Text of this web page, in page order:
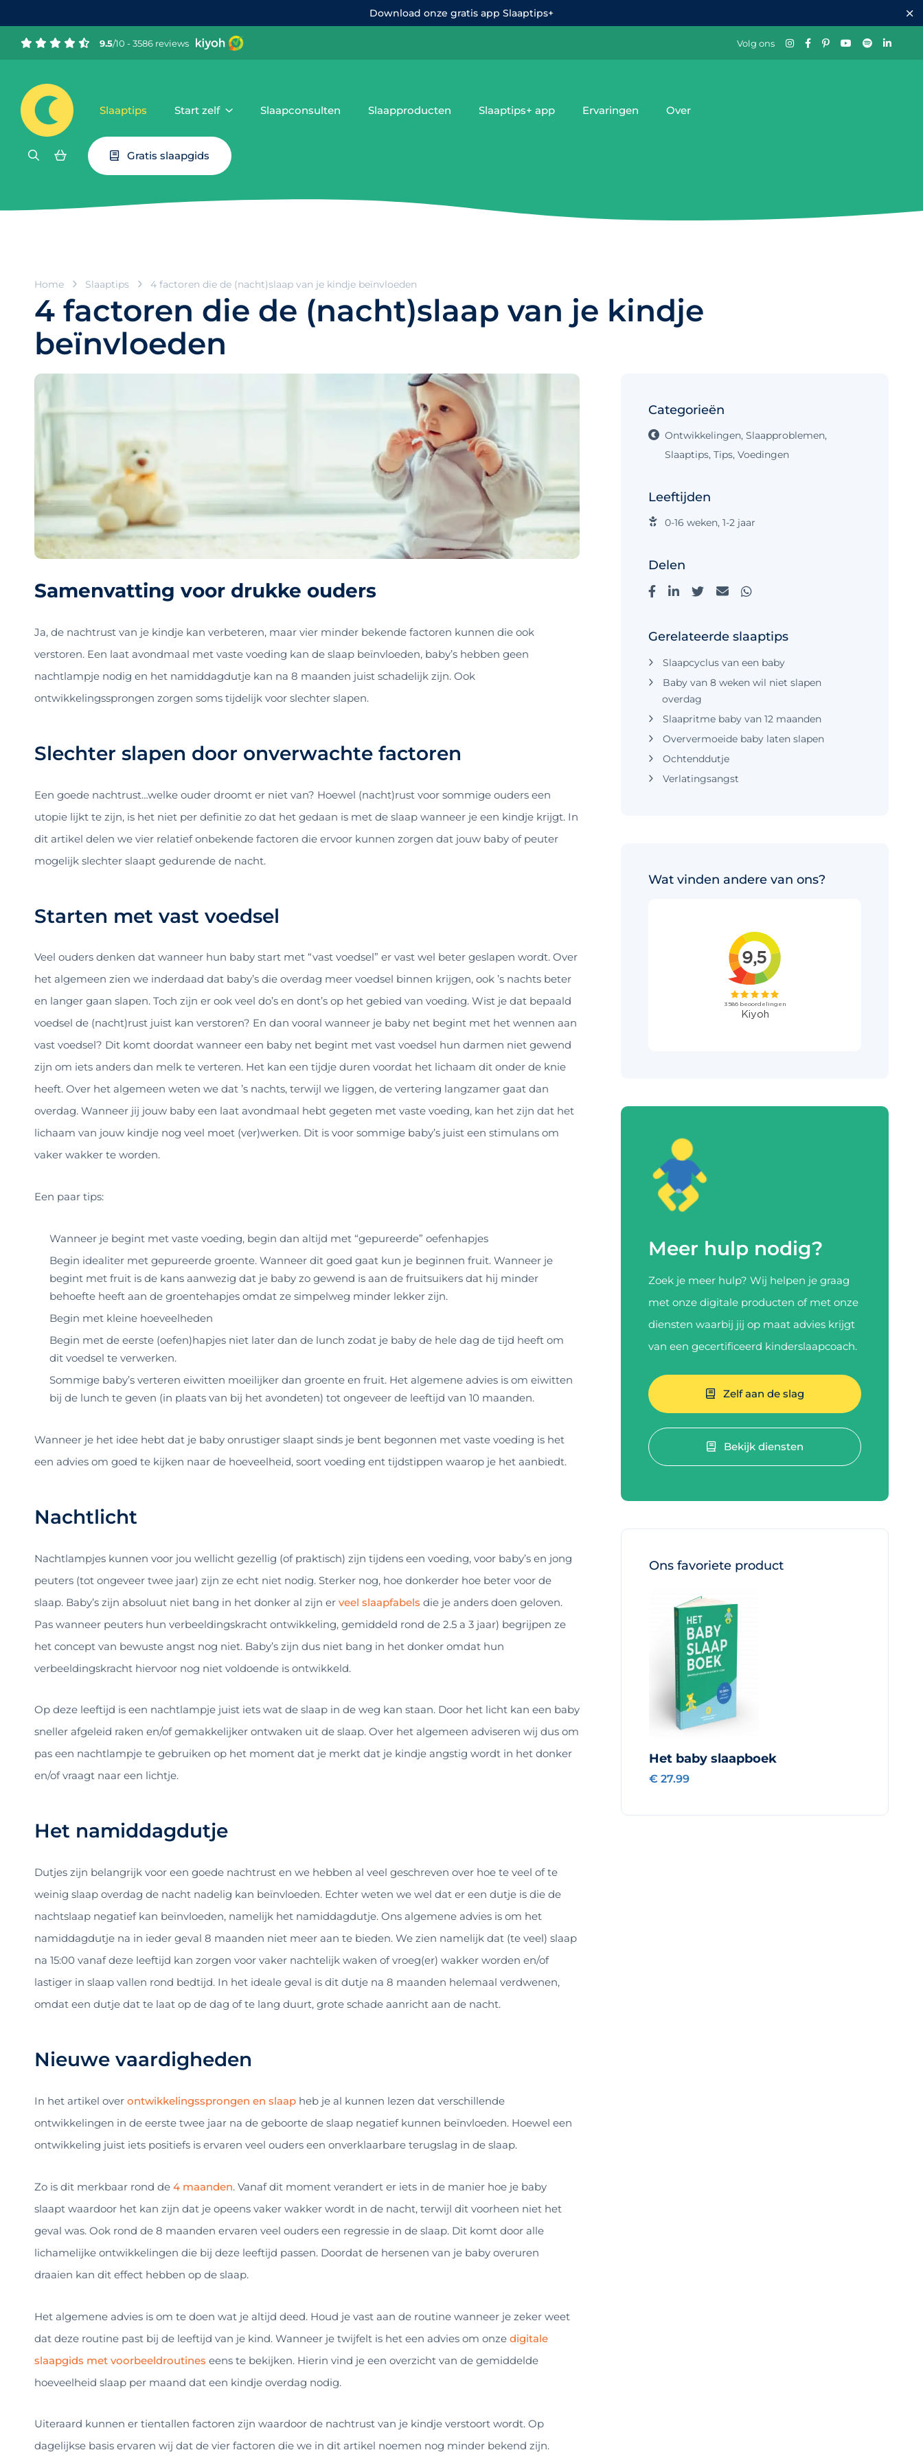
Download onze gratis app Slaaptips+
9.5/10 - 3586 reviews Volg ons
Slaaptips Start zelf Slaapconsulten Slaapproducten Slaaptips+ app Ervaringen Over
Gratis slaapgids
Home Slaaptips 4 factoren die de (nacht)slaap van je kindje beïnvloeden
4 factoren die de (nacht)slaap van je kindje
beïnvloeden
Samenvatting voor drukke ouders
Ja, de nachtrust van je kindje kan verbeteren, maar vier minder bekende factoren kunnen die ook
verstoren. Een laat avondmaal met vaste voeding kan de slaap beïnvloeden, baby’s hebben geen
nachtlampje nodig en het namiddagdutje kan na 8 maanden juist schadelijk zijn. Ook
ontwikkelingssprongen zorgen soms tijdelijk voor slechter slapen.
Slechter slapen door onverwachte factoren
Een goede nachtrust…welke ouder droomt er niet van? Hoewel (nacht)rust voor sommige ouders een
utopie lijkt te zijn, is het niet per definitie zo dat het gedaan is met de slaap wanneer je een kindje krijgt. In
dit artikel delen we vier relatief onbekende factoren die ervoor kunnen zorgen dat jouw baby of peuter
mogelijk slechter slaapt gedurende de nacht.
Starten met vast voedsel
Veel ouders denken dat wanneer hun baby start met “vast voedsel” er vast wel beter geslapen wordt. Over
het algemeen zien we inderdaad dat baby’s die overdag meer voedsel binnen krijgen, ook ’s nachts beter
en langer gaan slapen. Toch zijn er ook veel do’s en dont’s op het gebied van voeding. Wist je dat bepaald
voedsel de (nacht)rust juist kan verstoren? En dan vooral wanneer je baby net begint met het wennen aan
vast voedsel? Dit komt doordat wanneer een baby net begint met vast voedsel hun darmen niet gewend
zijn om iets anders dan melk te verteren. Het kan een tijdje duren voordat het lichaam dit onder de knie
heeft. Over het algemeen weten we dat ’s nachts, terwijl we liggen, de vertering langzamer gaat dan
overdag. Wanneer jij jouw baby een laat avondmaal hebt gegeten met vaste voeding, kan het zijn dat het
lichaam van jouw kindje nog veel moet (ver)werken. Dit is voor sommige baby’s juist een stimulans om
vaker wakker te worden.
Een paar tips:
Wanneer je begint met vaste voeding, begin dan altijd met “gepureerde” oefenhapjes
Begin idealiter met gepureerde groente. Wanneer dit goed gaat kun je beginnen fruit. Wanneer je
begint met fruit is de kans aanwezig dat je baby zo gewend is aan de fruitsuikers dat hij minder
behoefte heeft aan de groentehapjes omdat ze simpelweg minder lekker zijn.
Begin met kleine hoeveelheden
Begin met de eerste (oefen)hapjes niet later dan de lunch zodat je baby de hele dag de tijd heeft om
dit voedsel te verwerken.
Sommige baby’s verteren eiwitten moeilijker dan groente en fruit. Het algemene advies is om eiwitten
bij de lunch te geven (in plaats van bij het avondeten) tot ongeveer de leeftijd van 10 maanden.
Wanneer je het idee hebt dat je baby onrustiger slaapt sinds je bent begonnen met vaste voeding is het
een advies om goed te kijken naar de hoeveelheid, soort voeding ent tijdstippen waarop je het aanbiedt.
Nachtlicht
Nachtlampjes kunnen voor jou wellicht gezellig (of praktisch) zijn tijdens een voeding, voor baby’s en jong
peuters (tot ongeveer twee jaar) zijn ze echt niet nodig. Sterker nog, hoe donkerder hoe beter voor de
slaap. Baby’s zijn absoluut niet bang in het donker al zijn er veel slaapfabels die je anders doen geloven.
Pas wanneer peuters hun verbeeldingskracht ontwikkeling, gemiddeld rond de 2.5 a 3 jaar) begrijpen ze
het concept van bewuste angst nog niet. Baby’s zijn dus niet bang in het donker omdat hun
verbeeldingskracht hiervoor nog niet voldoende is ontwikkeld.
Op deze leeftijd is een nachtlampje juist iets wat de slaap in de weg kan staan. Door het licht kan een baby
sneller afgeleid raken en/of gemakkelijker ontwaken uit de slaap. Over het algemeen adviseren wij dus om
pas een nachtlampje te gebruiken op het moment dat je merkt dat je kindje angstig wordt in het donker
en/of vraagt naar een lichtje.
Het namiddagdutje
Dutjes zijn belangrijk voor een goede nachtrust en we hebben al veel geschreven over hoe te veel of te
weinig slaap overdag de nacht nadelig kan beïnvloeden. Echter weten we wel dat er een dutje is die de
nachtslaap negatief kan beïnvloeden, namelijk het namiddagdutje. Ons algemene advies is om het
namiddagdutje na in ieder geval 8 maanden niet meer aan te bieden. We zien namelijk dat (te veel) slaap
na 15:00 vanaf deze leeftijd kan zorgen voor vaker nachtelijk waken of vroeg(er) wakker worden en/of
lastiger in slaap vallen rond bedtijd. In het ideale geval is dit dutje na 8 maanden helemaal verdwenen,
omdat een dutje dat te laat op de dag of te lang duurt, grote schade aanricht aan de nacht.
Nieuwe vaardigheden
In het artikel over ontwikkelingssprongen en slaap heb je al kunnen lezen dat verschillende
ontwikkelingen in de eerste twee jaar na de geboorte de slaap negatief kunnen beïnvloeden. Hoewel een
ontwikkeling juist iets positiefs is ervaren veel ouders een onverklaarbare terugslag in de slaap.
Zo is dit merkbaar rond de 4 maanden. Vanaf dit moment verandert er iets in de manier hoe je baby
slaapt waardoor het kan zijn dat je opeens vaker wakker wordt in de nacht, terwijl dit voorheen niet het
geval was. Ook rond de 8 maanden ervaren veel ouders een regressie in de slaap. Dit komt door alle
lichamelijke ontwikkelingen die bij deze leeftijd passen. Doordat de hersenen van je baby overuren
draaien kan dit effect hebben op de slaap.
Het algemene advies is om te doen wat je altijd deed. Houd je vast aan de routine wanneer je zeker weet
dat deze routine past bij de leeftijd van je kind. Wanneer je twijfelt is het een advies om onze digitale
slaapgids met voorbeeldroutines eens te bekijken. Hierin vind je een overzicht van de gemiddelde
hoeveelheid slaap per maand dat een kindje overdag nodig.
Uiteraard kunnen er tientallen factoren zijn waardoor de nachtrust van je kindje verstoort wordt. Op
dagelijkse basis ervaren wij dat de vier factoren die we in dit artikel noemen nog minder bekend zijn.
Categorieën
Ontwikkelingen, Slaapproblemen,
Slaaptips, Tips, Voedingen
Leeftijden
0-16 weken, 1-2 jaar
Delen
Gerelateerde slaaptips
Slaapcyclus van een baby
Baby van 8 weken wil niet slapen
overdag
Slaapritme baby van 12 maanden
Oververmoeide baby laten slapen
Ochtenddutje
Verlatingsangst
Wat vinden andere van ons?
Meer hulp nodig?
Zoek je meer hulp? Wij helpen je graag
met onze digitale producten of met onze
diensten waarbij jij op maat advies krijgt
van een gecertificeerd kinderslaapcoach.
Zelf aan de slag
Bekijk diensten
Ons favoriete product
Het baby slaapboek
€ 27.99